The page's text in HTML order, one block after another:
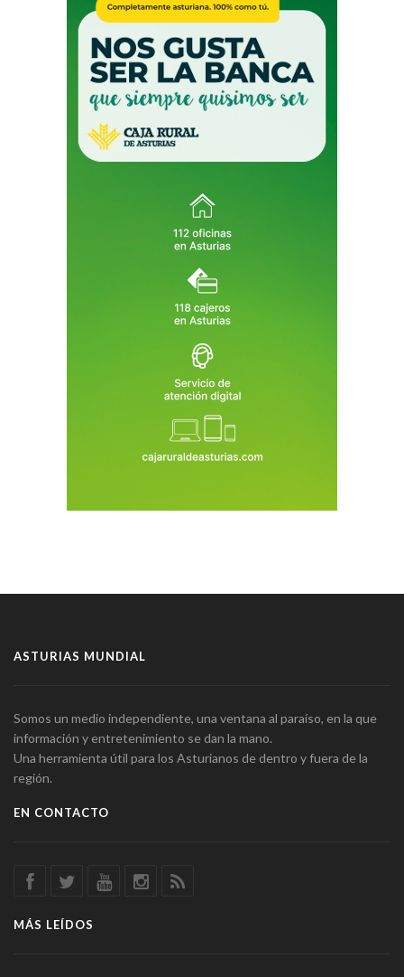
ASTURIAS MUNDIAL
Somos un medio independiente, una ventana al paraíso, en la que
información y entretenimiento se dan la mano.
Una herramienta útil para los Asturianos de dentro y fuera de la
región.
EN CONTACTO
MÁS LEÍDOS